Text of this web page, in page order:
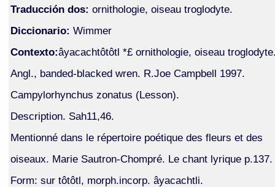
Traducción dos: ornithologie, oiseau troglodyte.
Diccionario: Wimmer
Contexto:âyacachtôtôtl *£ ornithologie, oiseau
Angl., banded-blacked wren. R.Joe Campbell 1997.
Campylorhynchus zonatus (Lesson).
Description. Sah11,46.
Mentionné dans le répertoire poétique des fleurs et des
oiseaux. Marie Sautron-Chompré. Le chant lyrique p.137.
Form: sur tôtôtl, morph.incorp. âyacachtli.